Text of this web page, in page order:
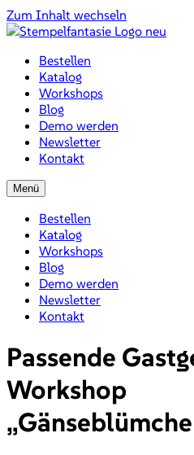
Zum Inhalt wechseln
Bestellen
Katalog
Workshops
Blog
Demo werden
Newsletter
Kontakt
Menü
Bestellen
Katalog
Workshops
Blog
Demo werden
Newsletter
Kontakt
Passende
Workshop